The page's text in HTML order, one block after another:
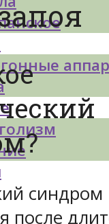
синдром
после